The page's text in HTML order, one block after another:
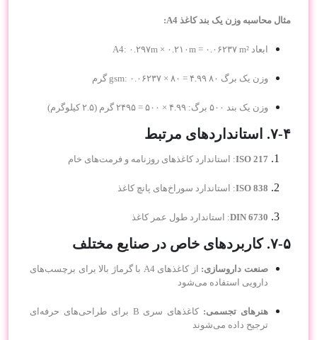
مثال محاسبه وزن یک بند کاغذ A4:
ابعاد A4: ۰.۲۹۷m × ۰.۲۱۰m = ۰.۰۶۲۳۷ m²
وزن یک برگ ۸۰ gsm: ۰.۰۶۲۳۷ × ۸۰ = ۴.۹۹ گرم
وزن یک بند ۵۰۰ برگ: ۴.۹۹ × ۵۰۰ = ۲۴۹۵ گرم (۲.۵ کیلوگرم)
۷-۴. استانداردهای مرتبط
ISO 217: استاندارد کاغذهای روزنامه و فرمت‌های خام
ISO 838: استاندارد سوراخ‌های پانچ کاغذ
DIN 6730: استاندارد طول عمر کاغذ
۷-۵. کاربردهای خاص در صنایع مختلف
صنعت داروسازی:
از کاغذهای A4 با گرماژ بالا برای برچسب‌های
دارویی استفاده می‌شود
هنرهای تجسمی:
کاغذهای سری B برای طراحی‌های حرفه‌ای
ترجیح داده می‌شوند